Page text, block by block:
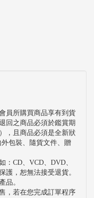
員所購買商品享有到貨
回之商品必須於鑑賞期
，且商品必須是全新狀
包裝、隨貨文件、贈
：CD、VCD、DVD、
護，恕無法接受退貨。
品。
，若在您完成訂單程序